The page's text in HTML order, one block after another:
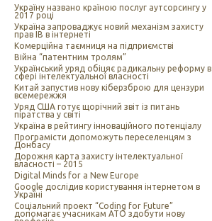
Україну названо країною послуг аутсорсингу у
2017 році
Україна запроваджує новий механізм захисту
прав ІВ в інтернеті
Комерційна таємниця на підприємстві
Війна “патентним тролям”
Український уряд обіцяє радикальну реформу в
сфері інтелектуальної власності
Китай запустив нову кіберзброю для цензури
всемережжя
Уряд США готує щорічний звіт із питань
піратства у світі
Україна в рейтингу інноваційного потенціалу
Програмісти допоможуть переселенцям з
Донбасу
Дорожня карта захисту інтелектуальної
власності – 2015
Digital Minds for a New Europe
Google дослідив користування інтернетом в
Україні
Cоціальний проект “Coding for Future”
допомагає учасникам АТО здобути нову